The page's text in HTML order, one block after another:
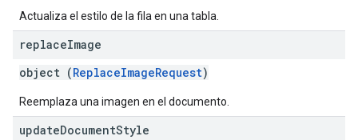
Actualiza el estilo de la fila en una tabla.
replaceImage
object (ReplaceImageRequest)
Reemplaza una imagen en el documento.
updateDocumentStyle